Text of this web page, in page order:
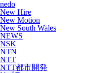
nedo
New Hire
New Motion
New South Wales
NEWS
NSK
NTN
NTT
NTT都市開発